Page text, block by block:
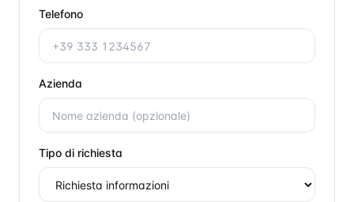
Telefono
Azienda
Tipo di richiesta